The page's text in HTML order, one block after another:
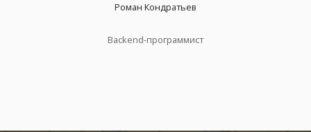
Роман Кондратьев
Backend-программист